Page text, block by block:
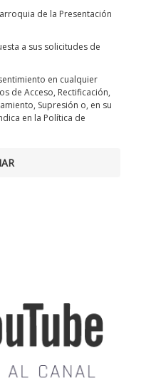
de la Presentación
a sus solicitudes de
en cualquier
de Acceso, Rectificación,
Supresión o, en su
en la Política de